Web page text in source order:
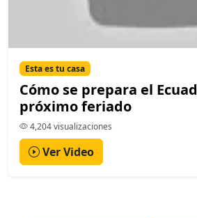
Esta es tu casa
Cómo se prepara el
próximo feriado
4,204 visualizaciones
Ver Video